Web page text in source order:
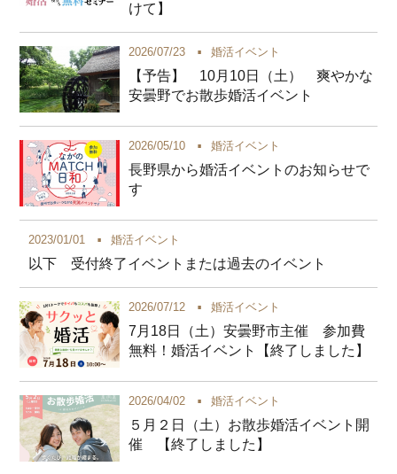
けて】
2026/07/23 婚活イベント
【予告】 10月10日（土） 爽やかな
安曇野でお散歩婚活イベント
2026/05/10 婚活イベント
長野県から婚活イベントのお知らせで
す
2023/01/01 婚活イベント
以下 受付終了イベントまたは過去のイベント
2026/07/12 婚活イベント
7月18日（土）安曇野市主催 参加費
無料！婚活イベント【終了しました】
2026/04/02 婚活イベント
５月２日（土）お散歩婚活イベント開
催 【終了しました】